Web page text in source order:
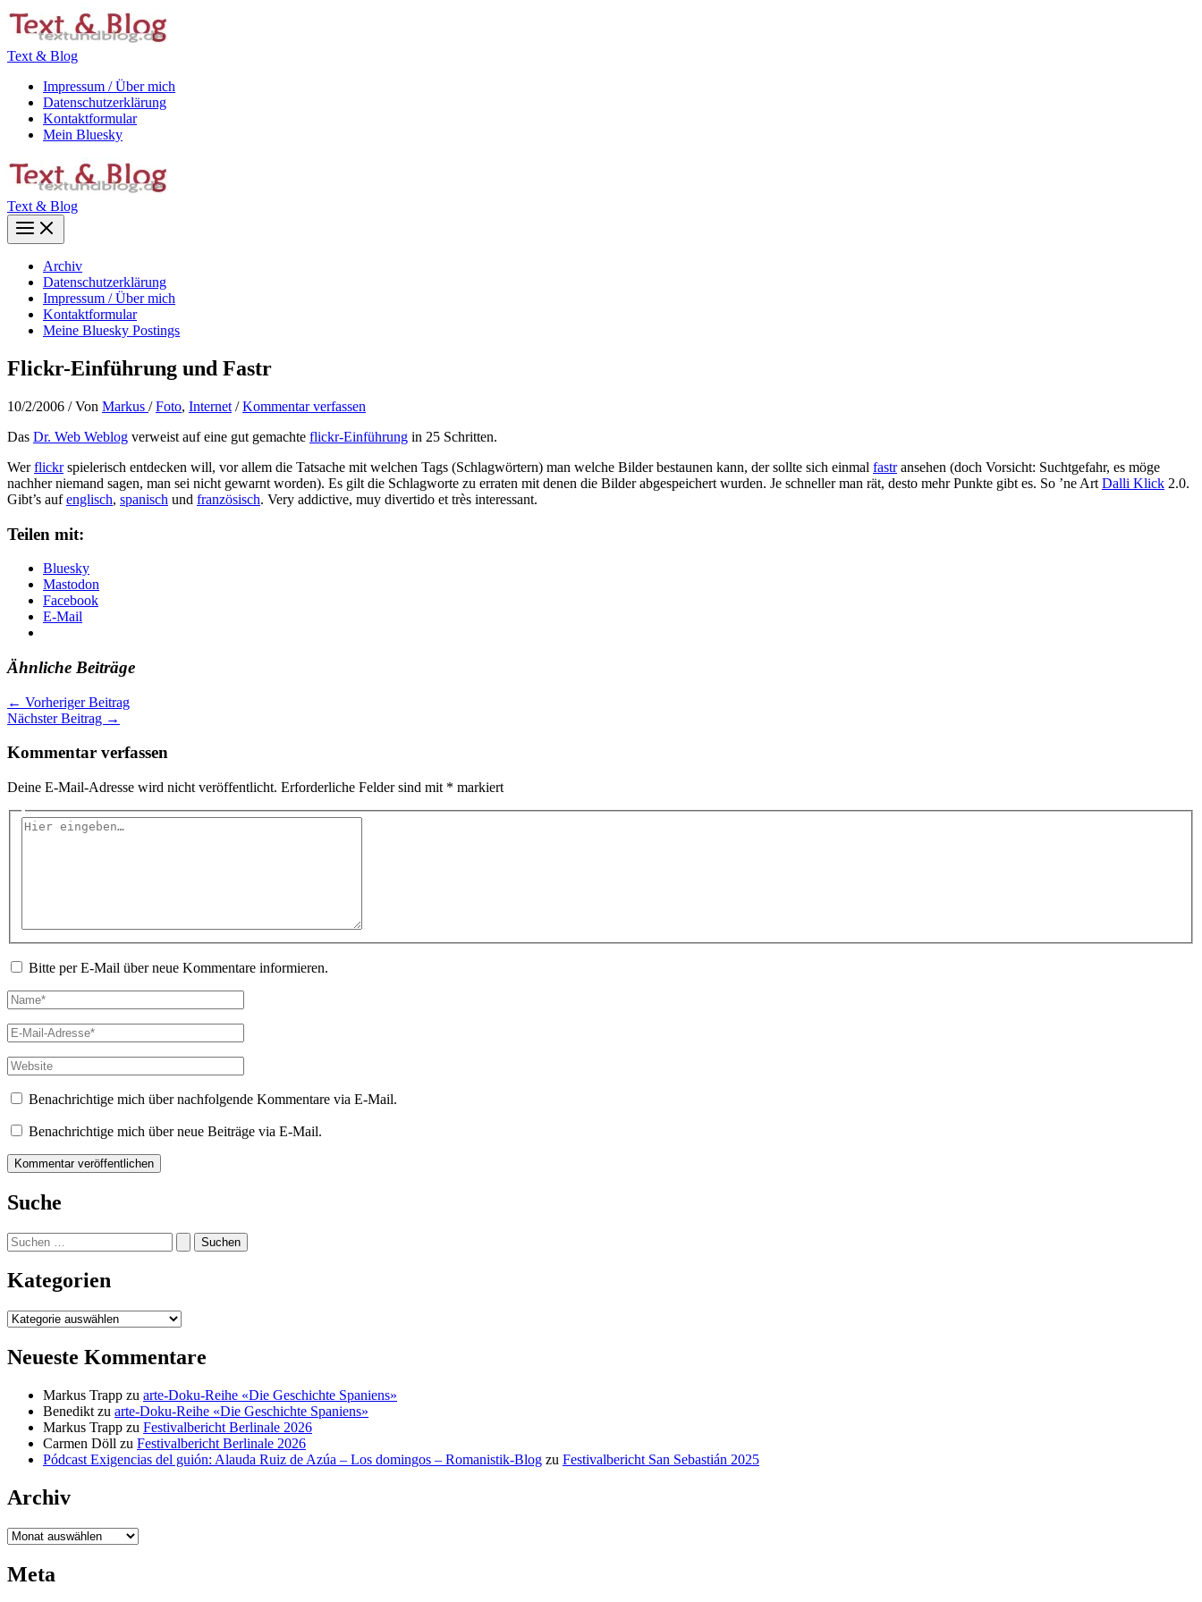
Zum
Inhalt
Text & Blog
Impressum / Über mich
Datenschutzerklärung
Kontaktformular
Mein Bluesky
Text & Blog
Main
Menu
Archiv
Datenschutzerklärung
Impressum / Über mich
Kontaktformular
Meine Bluesky Postings
Flickr-Einführung und Fastr
10/2/2006 / Von Markus /Foto, Internet /Kommentar verfassen
Das Dr. Web Weblog verweist auf eine gut gemachte flickr-Einführung in 25 Schritten.
Werflickrspielerisch entdecken will, vor allem die Tatsache mit welchen Tags (Schlagwörtern) man welche Bilder bestaunen kann, der sollte sich einmal fastransehen (doch Vorsicht: Suchtgefahr, es möge
nachher niemand sagen, man sei nicht gewarnt worden). Es gilt die Schlagworte zu erraten mit denen die Bilder abgespeichert wurden. Je schneller man rät, desto mehr Punkte gibt es. So ’ne Art Dalli Klick 2.0.
Gibt’s aufenglisch, spanisch und französisch. Very addictive, muy divertido et très interessant.
Teilen mit:
Bluesky
Mastodon
Facebook
E-Mail
Ähnliche Beiträge
← Vorheriger Beitrag
Nächster Beitrag →
Kommentar verfassen
Deine E-Mail-Adresse wird nicht veröffentlicht. Erforderliche Felder sind mit * markiert
Hier
Bitte per E-Mail über neue Kommentare informieren.
Name*
E-
Mail-
Adresse*
Website
Benachrichtige mich über nachfolgende Kommentare via E-Mail.
Benachrichtige mich über neue Beiträge via E-Mail.
Suche
Suchen
nach:
Kategorien
Kategorien
Neueste Kommentare
Markus Trapp zu arte-Doku-Reihe «Die Geschichte Spaniens»
Benedikt zu arte-Doku-Reihe «Die Geschichte Spaniens»
Markus Trapp zu Festivalbericht Berlinale 2026
Carmen Döll zu Festivalbericht Berlinale 2026
Pódcast Exigencias del guión: Alauda Ruiz de Azúa – Los domingos – Romanistik-Blog zu Festivalbericht San Sebastián 2025
Archiv
Archiv
Meta